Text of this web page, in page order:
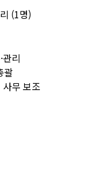
(1명)
리
괄
무 보조